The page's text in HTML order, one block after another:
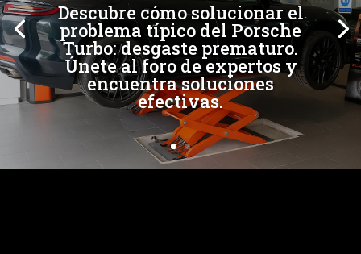
Descubre cómo solucionar el
problema típico del Porsche
Turbo: desgaste prematuro.
Únete al foro de expertos y
encuentra soluciones
efectivas.